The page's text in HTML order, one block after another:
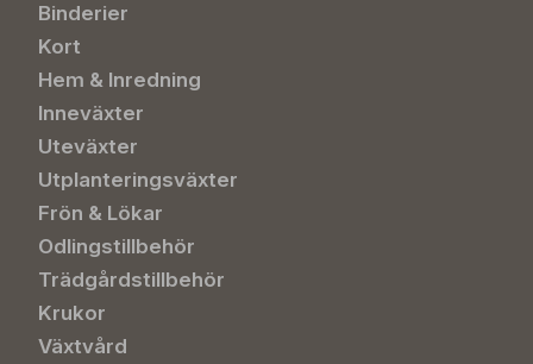
Binderier
Kort
Hem & Inredning
Inneväxter
Uteväxter
Utplanteringsväxter
Frön & Lökar
Odlingstillbehör
Trädgårdstillbehör
Krukor
Växtvård